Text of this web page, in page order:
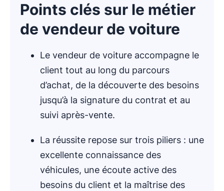
Points clés sur le métier
de vendeur de voiture
Le vendeur de voiture accompagne le
client tout au long du parcours
d’achat, de la découverte des besoins
jusqu’à la signature du contrat et au
suivi après-vente.
La réussite repose sur trois piliers : une
excellente connaissance des
véhicules, une écoute active des
besoins du client et la maîtrise des